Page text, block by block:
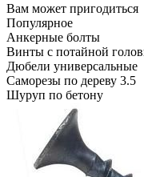
Вам может пригодиться
Популярное
Анкерные болты
Винты с потайной
Дюбели универсальные
Саморезы по дереву 3.5
Шуруп по бетону